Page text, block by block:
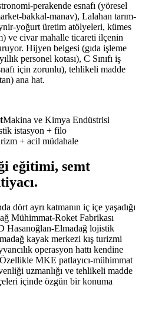
perakende esnafı (yöresel
bakkal-manav), Lalahan tarım-
yoğurt üretim atölyeleri, kümes
ve civar mahalle ticareti ilçenin
Hijyen belgesi (gıda işleme
personel kotası), C Sınıfı iş
için zorunlu), tehlikeli madde
ana hat.
Makina ve Kimya Endüstrisi
istasyon + filo
+ acil müdahale
eğitimi, semt
.
dört ayrı katmanın iç içe yaşadığı
Mühimmat-Roket Fabrikası
Hasanoğlan-Elmadağ lojistik
kayak merkezi kış turizmi
operasyon hattı kendine
MKE patlayıcı-mühimmat
uzmanlığı ve tehlikeli madde
içinde özgün bir konuma